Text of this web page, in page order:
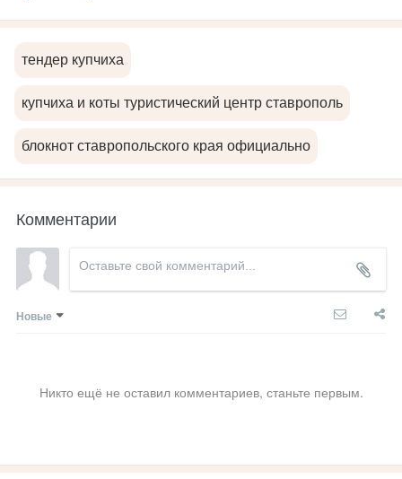
тендер купчиха
купчиха и коты туристический центр ставрополь
блокнот ставропольского края официально
Комментарии
Новые
Никто ещё не оставил комментариев, станьте первым.